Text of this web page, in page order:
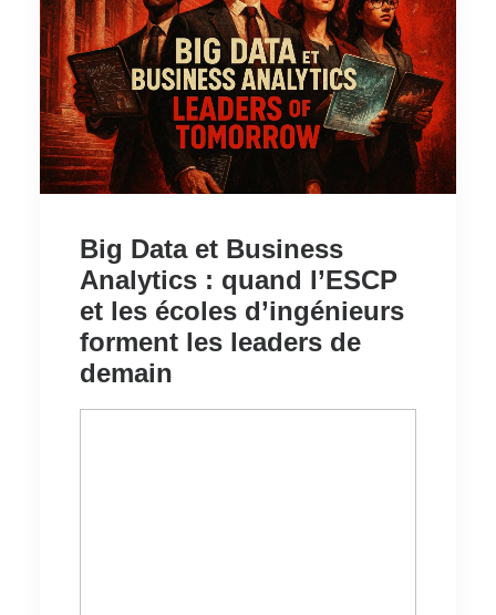
Big Data et Business
Analytics : quand l’ESCP
et les écoles d’ingénieurs
forment les leaders de
demain